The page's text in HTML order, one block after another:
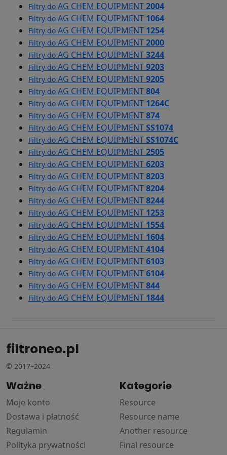
Filtry do AG CHEM EQUIPMENT2004
Filtry do AG CHEM EQUIPMENT 1064
Filtry do AG CHEM EQUIPMENT 1254
Filtry do AG CHEM EQUIPMENT2000
Filtry do AG CHEM EQUIPMENT3244
Filtry do AG CHEM EQUIPMENT9203
Filtry do AG CHEM EQUIPMENT9205
Filtry do AG CHEM EQUIPMENT804
Filtry do AG CHEM EQUIPMENT 1264C
Filtry do AG CHEM EQUIPMENT874
Filtry do AG CHEM EQUIPMENTSS1074
Filtry do AG CHEM EQUIPMENTSS1074C
Filtry do AG CHEM EQUIPMENT2505
Filtry do AG CHEM EQUIPMENT6203
Filtry do AG CHEM EQUIPMENT8203
Filtry do AG CHEM EQUIPMENT8204
Filtry do AG CHEM EQUIPMENT8244
Filtry do AG CHEM EQUIPMENT 1253
Filtry do AG CHEM EQUIPMENT 1554
Filtry do AG CHEM EQUIPMENT 1604
Filtry do AG CHEM EQUIPMENT4104
Filtry do AG CHEM EQUIPMENT6103
Filtry do AG CHEM EQUIPMENT6104
Filtry do AG CHEM EQUIPMENT844
Filtry do AG CHEM EQUIPMENT 1844
filtroneo.pl
© 2017–2024
Ważne
Moje konto
Dostawa i płatność
Regulamin
Polityka prywatności
Kategorie
Resource
Resource name
Another resource
Final resource